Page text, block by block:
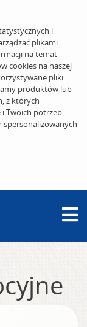
i
plikami
na temat
cookies na naszej
pliki
produktów lub
z których
Twoich potrzeb.
spersonalizowanych